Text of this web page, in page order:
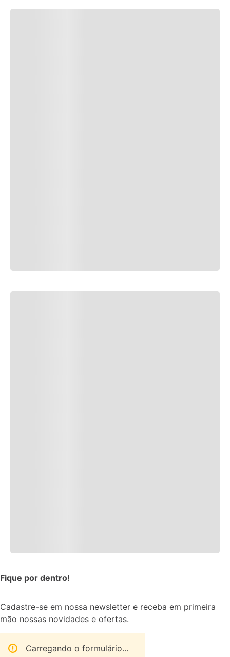
Fique por dentro!
Cadastre-se em nossa newsletter e receba em primeira
mão nossas novidades e ofertas.
Carregando o formulário...